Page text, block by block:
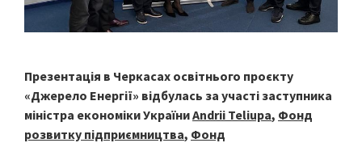
Презентація в Черкасах освітнього проєкту
«Джерело Енергії» відбулась за участі заступника
міністра економіки УкраїниAndrii Teliupa, Фонд
розвитку підприємництва, Фонд